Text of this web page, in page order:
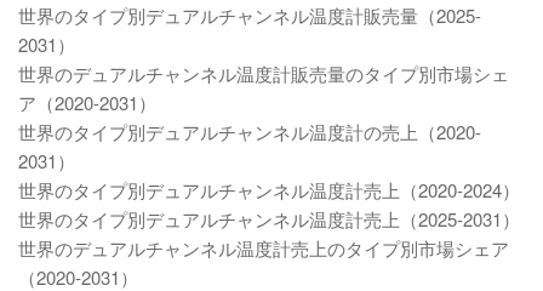
世界のタイプ別デュアルチャンネル温度計販売量（2025-
2031）
世界のデュアルチャンネル温度計販売量のタイプ別市場シェ
ア（2020-2031）
世界のタイプ別デュアルチャンネル温度計の売上（2020-
2031）
世界のタイプ別デュアルチャンネル温度計売上（2020-2024）
世界のタイプ別デュアルチャンネル温度計売上（2025-2031）
世界のデュアルチャンネル温度計売上のタイプ別市場シェア
（2020-2031）